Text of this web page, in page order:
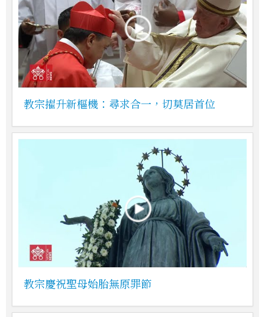
教宗擢升新樞機：尋求合一，切莫居首位
教宗慶祝聖母始胎無原罪節